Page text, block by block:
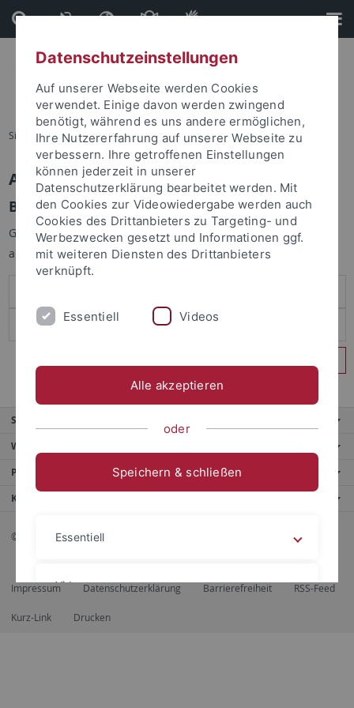
Direkt
zum
Inhalt
Direkt
zur
Fußleiste
Sie sind hier: Startseite
Anmelden
Benutzeranmeldung
Geben Sie Ihren Benutzernamen und Ihr Passwort an um sich
anzumelden:
Service
Weitere Angebote
Portale
Kontaktinfo
© 2026 Eberhard Karls Universität Tübingen, Tübingen
Impressum Datenschutzerklärung Barrierefreiheit RSS-Feed
Kurz-Link Drucken
Datenschutzeinstellungen
Auf unserer Webseite werden Cookies
verwendet. Einige davon werden zwingend
benötigt, während es uns andere ermöglichen,
Ihre Nutzererfahrung auf unserer Webseite zu
verbessern. Ihre getroffenen Einstellungen
können jederzeit in unserer
Datenschutzerklärung bearbeitet werden. Mit
den Cookies zur Videowiedergabe werden auch
Cookies des Drittanbieters zu Targeting- und
Werbezwecken gesetzt und Informationen ggf.
mit weiteren Diensten des Drittanbieters
verknüpft.
Essentiell Videos
Alle akzeptieren
oder
Speichern & schließen
Essentiell
Videos